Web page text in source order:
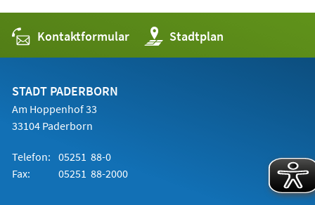
Kontaktformular Stadtplan
(Öffnet
in
einem
STADT PADERBORN
Am Hoppenhof 33
33104 Paderborn
Telefon: 05251 88-0
Fax:
05251 88-2000